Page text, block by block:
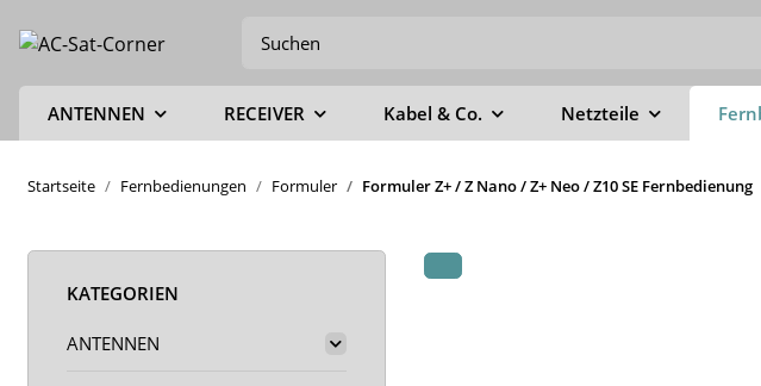
ANTENNEN RECEIVER Kabel & Co. Netzteile
Startseite Fernbedienungen Formuler Formuler Z+ / Z Nano / Z+ Neo / Z10 SE Fernbedienung
KATEGORIEN
ANTENNEN